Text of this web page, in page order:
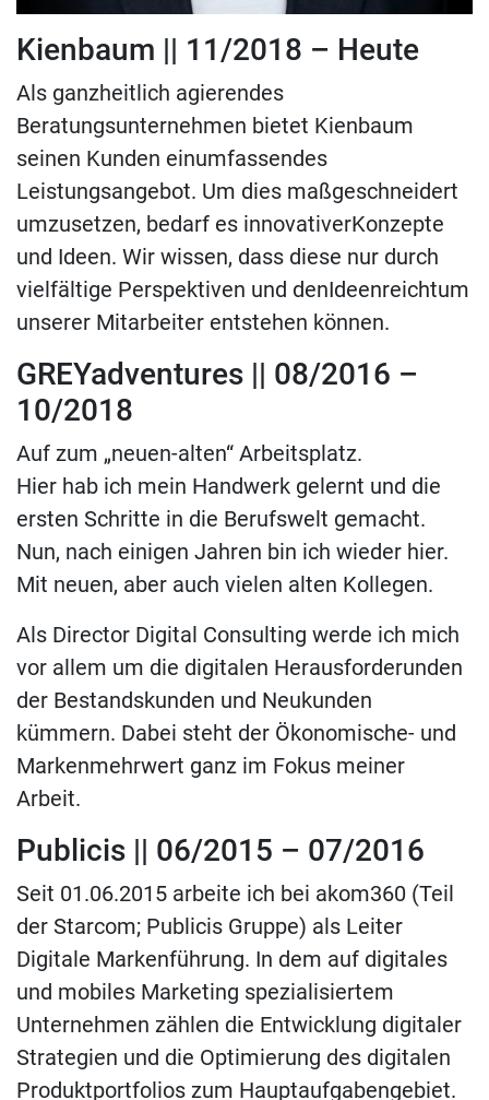
Kienbaum || 11/2018 – Heute
Als ganzheitlich agierendes
Beratungsunternehmen bietet Kienbaum
seinen Kunden einumfassendes
Leistungsangebot. Um dies maßgeschneidert
umzusetzen, bedarf es innovativerKonzepte
und Ideen. Wir wissen, dass diese nur durch
vielfältige Perspektiven und denIdeenreichtum
unserer Mitarbeiter entstehen können.
GREYadventures || 08/2016 –
10/2018
Auf zum „neuen-alten“ Arbeitsplatz.
Hier hab ich mein Handwerk gelernt und die
ersten Schritte in die Berufswelt gemacht.
Nun, nach einigen Jahren bin ich wieder hier.
Mit neuen, aber auch vielen alten Kollegen.
Als Director Digital Consulting werde ich mich
vor allem um die digitalen Herausforderunden
der Bestandskunden und Neukunden
kümmern. Dabei steht der Ökonomische- und
Markenmehrwert ganz im Fokus meiner
Arbeit.
Publicis || 06/2015 – 07/2016
Seit 01.06.2015 arbeite ich bei akom360 (Teil
der Starcom; Publicis Gruppe) als Leiter
Digitale Markenführung. In dem auf digitales
und mobiles Marketing spezialisiertem
Unternehmen zählen die Entwicklung digitaler
Strategien und die Optimierung des digitalen
Produktportfolios zum Hauptaufgabengebiet.